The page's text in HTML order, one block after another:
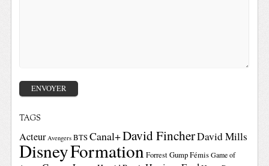
TAGS
Acteur Avengers BTSCanal+David FincherDavid Mills
DisneyFormationForrest GumpFémis Game of